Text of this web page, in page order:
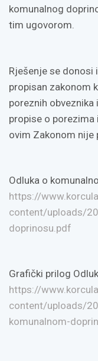
komunalnog
tim ugovorom.
Rješenje se donosi
propisan zakonom
poreznih
propise o porezima
ovim Zakonom nije
Odluka o
https://
content/uploads/
doprinosu.pdf
Grafički prilog
https://
content/uploads/
komunalnom-